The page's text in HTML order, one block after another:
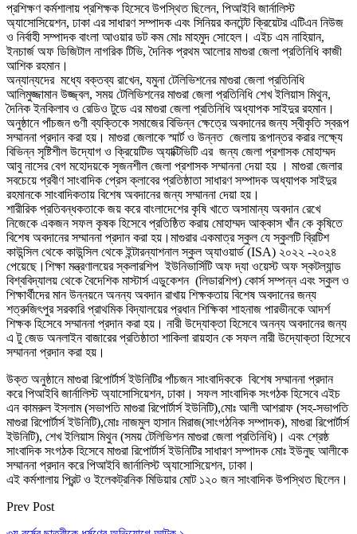
প্রশিক্ষণ কর্মশালায় প্রশিক্ষক হিসেবে উপস্থিত ছিলেন, পিআইবি জার্নালিস্ট
অ্যাসোসিয়েশন, ঢাকা এর সাধারণ সম্পাদক এবং সিনিয়র কনটেন্ট ক্রিয়েটর এটিএন নিউজ
ও নির্বাহী সম্পাদক বাংলা আওয়ার ডট কম মোঃ মাহমুদ সোহেল। এইচ এম নাহিয়ান,
ইনচার্জ অফ ডিজিটাল নাগরিক টিভি, দৈনিক প্রথম আলোর মাগুরা জেলা প্রতিনিধি কাজী
আশিক রহমান।
অন্যান্যদের মধ্যে বক্তব্য রাখেন, যমুনা টেলিভিশনের মাগুরা জেলা প্রতিনিধি
আলিমুজ্জামান উজ্জ্বল, সময় টেলিভিশনের মাগুরা জেলা প্রতিনিধি শেখ ইলিয়াস মিথুন,
দৈনিক ইনকিলাব ও রেডিও টুডে এর মাগুরা জেলা প্রতিনিধি অধ্যাপক সাইদুর রহমান।
অনুষ্ঠানে পাঁচজন গুণী ব্যক্তিকে সমাজের বিভিন্ন ক্ষেত্রে অবদানের জন্য স্বীকৃতি স্বরূপ
সম্মাননা প্রদান করা হয়। মাগুরা জেলাকে স্মার্ট ও উন্নত জেলায় রূপান্তর করার লক্ষ্যে
বিভিন্ন সৃষ্টিশীল উদ্যোগ ও ক্রিয়েটিভ অ্যাক্টিভিটি এর জন্য জেলা প্রশাসক মোহাম্মদ
আবু নাসের বেগ মহোদয়কে সৃজনশীল জেলা প্রশাসক সম্মাননা দেয়া হয় । মাগুরা জেলার
সবচেয়ে প্রবীণ সাংবাদিক প্রেস ক্লাবের প্রতিষ্ঠাতা সাধারণ সম্পাদক অধ্যাপক সাইদুর
রহমানকে সাংবাদিকতায় বিশেষ অবদানের জন্য সম্মাননা দেয়া হয়।
শারীরিক প্রতিবন্ধকতাকে জয় করে বাংলাদেশের কৃষি খাতে অসামান্য অবদান রেখে
নিজেকে একজন সফল কৃষক হিসেবে প্রতিষ্ঠিত করায় মোহাম্মদ আক্কাস খাঁন কে কৃষিতে
বিশেষ অবদানের সম্মাননা প্রদান করা হয়।মাগুরার একমাত্র স্কুল যে স্কুলটি ব্রিটিশ
কাউন্সিল থেকে কাউন্সিল থেকে ইন্টারন্যাশনাল স্কুল অ্যাওয়ার্ড (ISA) ২০২২ -২০২৪
পেয়েছে।শিক্ষা মন্ত্রণালয়ের স্কলারশিপ ইউনিভার্সিটি অফ দ্যা ওয়েস্ট অফ স্কটল্যান্ড
বিশ্ববিদ্যালয় থেকে বৈদেশিক মাস্টার্স এডুকেশন (লিডারশিপ) কোর্স সম্পন্ন এবং স্কুল ও
শিক্ষার্থীদের মান উন্নয়নে অনন্য অবদান রাখায় শিক্ষকতায় বিশেষ অবদানের জন্য
শত্রুজিৎপুর সরকারি প্রাথমিক বিদ্যালয়ের প্রধান শিক্ষিকা শাহনাজ পারভীনকে আদর্শ
শিক্ষক হিসেবে সম্মাননা প্রদান করা হয়। নারী উদ্যোক্তা হিসেবে অনন্য অবদানের জন্য
এ টু জেড অনলাইন বাজারের প্রতিষ্ঠাতা শাকিলা রায়হান কে সফল নারী উদ্যোক্তা হিসেবে
সম্মাননা প্রদান করা হয়।
উক্ত অনুষ্ঠানে মাগুরা রিপোর্টার্স ইউনিটির পাঁচজন সাংবাদিককে বিশেষ সম্মাননা প্রদান
করে পিআইবি জার্নালিস্ট অ্যাসোসিয়েশন, ঢাকা। সফল সাংবাদিক সংগঠক হিসেবে এইচ
এন কামরুল ইসলাম (সভাপতি মাগুরা রিপোর্টার্স ইউনিটি),মোঃ আলী আশরাফ (সহ-সভাপতি
মাগুরা রিপোর্টার্স ইউনিটি),মোঃ নাজমুল হাসান মিরাজ(সাংগঠনিক সম্পাদক), মাগুরা রিপোর্টার্স
ইউনিটি), শেখ ইলিয়াস মিথুন (সময় টেলিভিশন মাগুরা জেলা প্রতিনিধি)। এবং শ্রেষ্ঠ
সাংবাদিক সংগঠক হিসেবে মাগুরা রিপোর্টার্স ইউনিটির সাধারণ সম্পাদক মোঃ ইউনুছ আলীকে
সম্মাননা প্রদান করে পিআইবি জার্নালিস্ট অ্যাসোসিয়েশন, ঢাকা।
এই কর্মশালায় প্রিন্ট ও ইলেকট্রনিক মিডিয়ার মোট ১২০ জন সাংবাদিক উপস্থিত ছিলেন।
Prev Post